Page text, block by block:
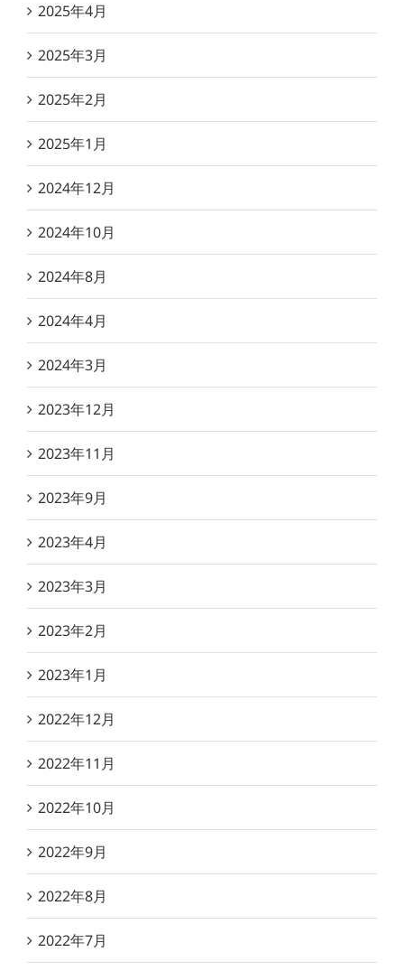
2025年4月
2025年3月
2025年2月
2025年1月
2024年12月
2024年10月
2024年8月
2024年4月
2024年3月
2023年12月
2023年11月
2023年9月
2023年4月
2023年3月
2023年2月
2023年1月
2022年12月
2022年11月
2022年10月
2022年9月
2022年8月
2022年7月